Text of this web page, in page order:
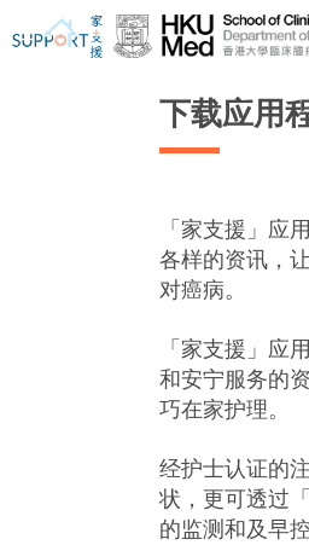
我刚得知我患上癌症...
下载应用
「家支援」应
各样的资讯，
对癌病。
「家支援」应
和安宁服务的
巧在家护理。
经护士认证的
状，更可透过
的监测和及早